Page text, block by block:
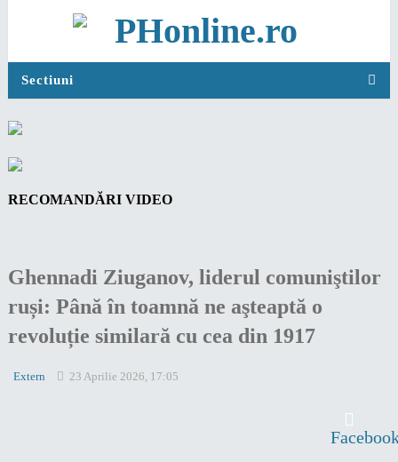
Sectiuni
RECOMANDĂRI VIDEO
Ghennadi Ziuganov, liderul comuniştilor
ruși: Până în toamnă ne aşteaptă o
revoluție similară cu cea din 1917
Extern 23 Aprilie 2026, 17:05